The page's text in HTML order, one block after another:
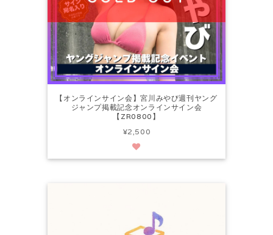
【オンラインサイン会】宮川みやび週刊ヤング
ジャンプ掲載記念オンラインサイン会
【ZR0800】
¥2,500